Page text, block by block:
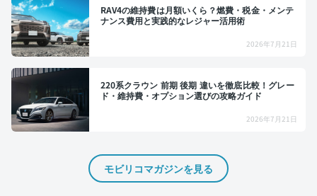
RAV4の維持費は月額いくら？燃費・税金・メンテ
ナンス費用と実践的なレジャー活用術
2026年7月21日
220系クラウン 前期 後期 違いを徹底比較！グレー
ド・維持費・オプション選びの攻略ガイド
2026年7月21日
モビリコマガジンを見る